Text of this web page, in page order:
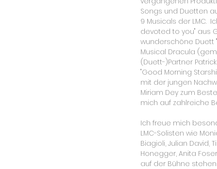
Songs und Duetten
9 Musicals der LMC.
devoted to you" aus
wunderschöne Duett
Musical Dracula
(Duett-)Partner
"Good Morning
mit der jungen
Miriam Dey zum
mich auf zahlreiche
Ich freue mich
LMC-Solisten wie
Biagioli, Julian David,
Honegger, Anita
auf der Bühne